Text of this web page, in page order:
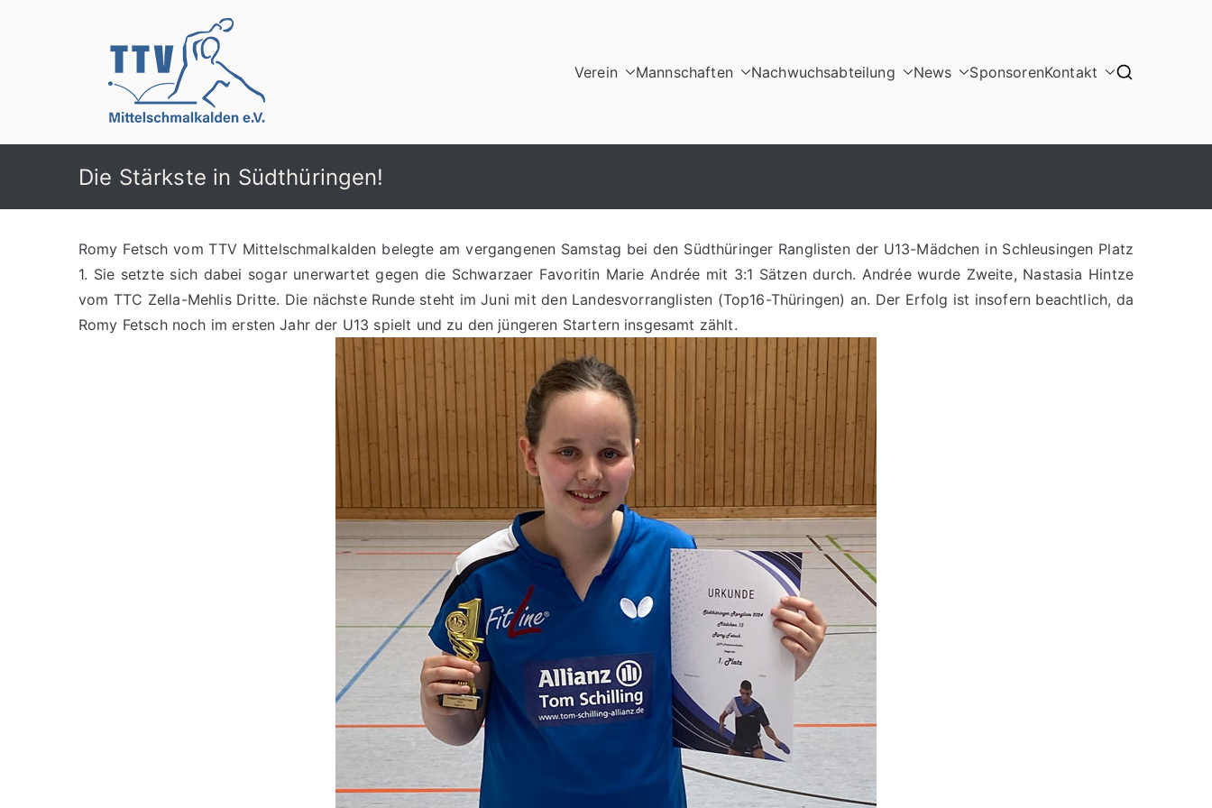
Verein Mannschaften Nachwuchsabteilung News SponsorenKontakt
Die Stärkste in Südthüringen!
Romy Fetsch vom TTV Mittelschmalkalden belegte am vergangenen Samstag bei den Südthüringer Ranglisten der U13-Mädchen in Schleusingen Platz
1. Sie setzte sich dabei sogar unerwartet gegen die Schwarzaer Favoritin Marie Andrée mit 3:1 Sätzen durch. Andrée wurde Zweite, Nastasia Hintze
vom TTC Zella-Mehlis Dritte. Die nächste Runde steht im Juni mit den Landesvorranglisten (Top16-Thüringen) an. Der Erfolg ist insofern beachtlich, da
Romy Fetsch noch im ersten Jahr der U13 spielt und zu den jüngeren Startern insgesamt zählt.